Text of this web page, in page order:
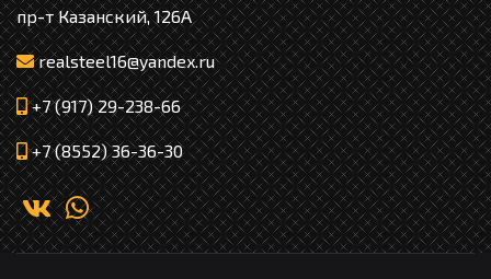
пр-т Казанский, 126А
realsteel16@yandex.ru
+7 (917) 29-238-66
+7 (8552) 36-36-30